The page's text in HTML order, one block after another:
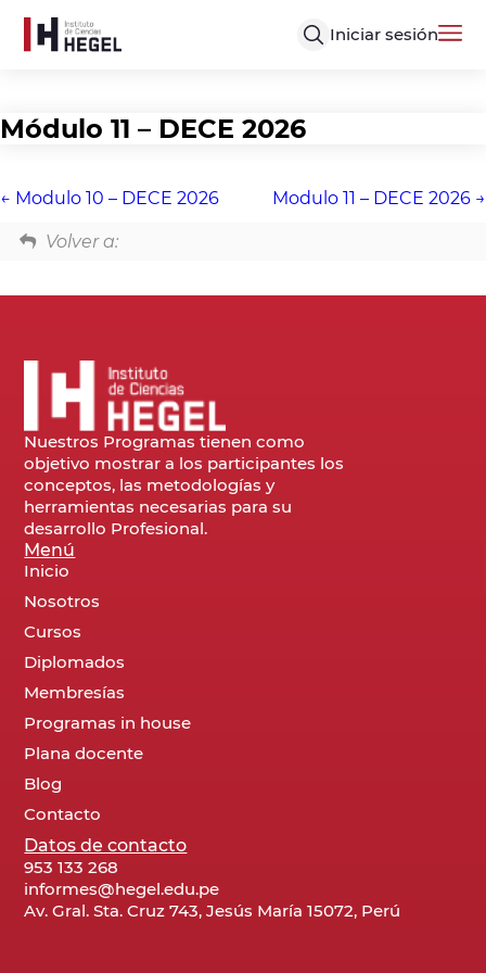
Iniciar sesión
Módulo 11 – DECE 2026
Modulo 10 – DECE 2026 Modulo 11 – DECE 2026
Volver a:
Nuestros Programas tienen como
objetivo mostrar a los participantes los
conceptos, las metodologías y
herramientas necesarias para su
desarrollo Profesional.
Menú
Inicio
Nosotros
Cursos
Diplomados
Membresías
Programas in house
Plana docente
Blog
Contacto
Datos de contacto
953 133 268
informes@hegel.edu.pe
Av. Gral. Sta. Cruz 743, Jesús María 15072, Perú